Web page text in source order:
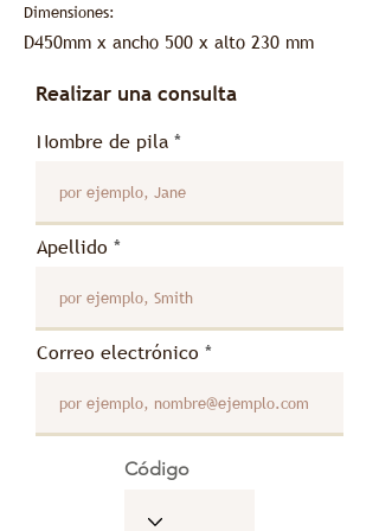
Dimensiones:
D450mm x ancho 500 x alto 230 mm
Realizar una consulta
Nombre de pila
Apellido
Correo electrónico
Código